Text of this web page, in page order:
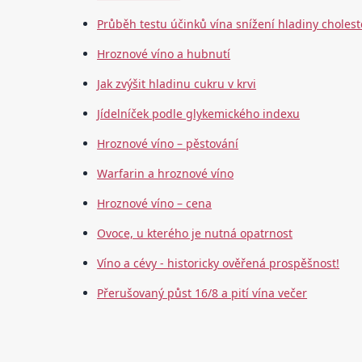
Průběh testu účinků vína snížení hladiny
Hroznové víno a hubnutí
Jak zvýšit hladinu cukru v krvi
Jídelníček podle glykemického indexu
Hroznové víno – pěstování
Warfarin a hroznové víno
Hroznové víno – cena
Ovoce, u kterého je nutná opatrnost
Víno a cévy - historicky ověřená prospěšnost!
Přerušovaný půst 16/8 a pití vína večer